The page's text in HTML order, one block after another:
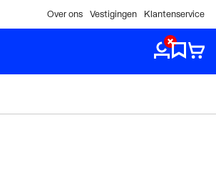
Over ons Vestigingen Klantenservice